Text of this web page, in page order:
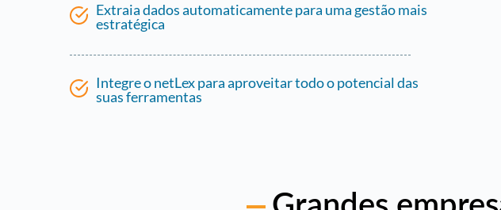
Extraia dados automaticamente para uma gestão mais
estratégica
Integre o netLex para aproveitar todo o potencial das
suas ferramentas